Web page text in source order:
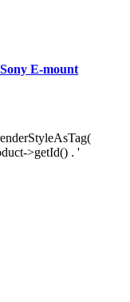
E-mount
>getId() . '